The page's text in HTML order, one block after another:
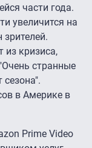
части года.
увеличится на
зрителей.
из кризиса,
странные
в Америке в
Prime Video